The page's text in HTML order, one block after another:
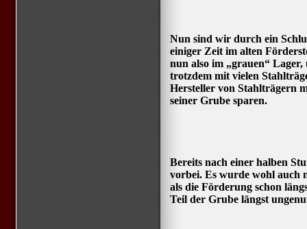
Nun sind wir durch ein
einiger Zeit im alten
nun also im „grauen“
trotzdem mit vielen
Hersteller von Stahlträgern
seiner Grube sparen.
Bereits nach einer halben
vorbei. Es wurde wohl auch
als die Förderung schon
Teil der Grube längst